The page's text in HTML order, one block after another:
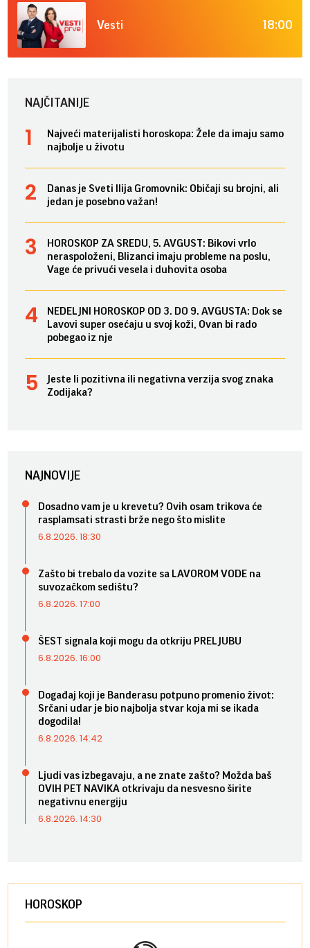
Vesti 18:00
NAJČITANIJE
Najveći materijalisti horoskopa: Žele da imaju samo
najbolje u životu
Danas je Sveti Ilija Gromovnik: Običaji su brojni, ali
jedan je posebno važan!
HOROSKOP ZA SREDU, 5. AVGUST: Bikovi vrlo
neraspoloženi, Blizanci imaju probleme na poslu,
Vage će privući vesela i duhovita osoba
NEDELJNI HOROSKOP OD 3. DO 9. AVGUSTA: Dok se
Lavovi super osećaju u svoj koži, Ovan bi rado
pobegao iz nje
Jeste li pozitivna ili negativna verzija svog znaka
Zodijaka?
NAJNOVIJE
Dosadno vam je u krevetu? Ovih osam trikova će
rasplamsati strasti brže nego što mislite
6.8.2026. 18:30
Zašto bi trebalo da vozite sa LAVOROM VODE na
suvozačkom sedištu?
6.8.2026. 17:00
ŠEST signala koji mogu da otkriju PRELJUBU
6.8.2026. 16:00
Događaj koji je Banderasu potpuno promenio život:
Srčani udar je bio najbolja stvar koja mi se ikada
dogodila!
6.8.2026. 14:42
Ljudi vas izbegavaju, a ne znate zašto? Možda baš
OVIH PET NAVIKA otkrivaju da nesvesno širite
negativnu energiju
6.8.2026. 14:30
HOROSKOP